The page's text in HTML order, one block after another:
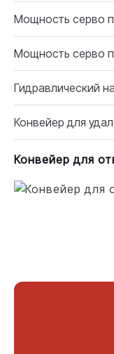
Мощность серво
Мощность серво
Гидравлический
Конвейер для
Конвейер для